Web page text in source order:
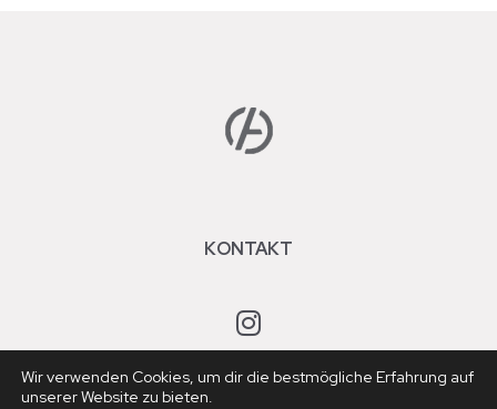
KONTAKT
Wir verwenden Cookies, um dir die bestmögliche Erfahrung auf
unserer Website zu bieten.